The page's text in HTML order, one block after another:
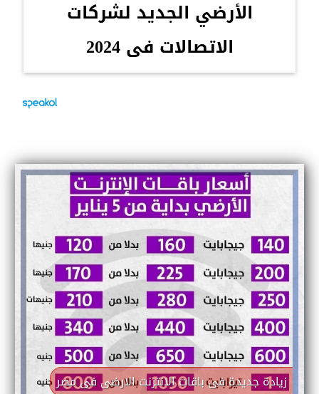
الأرضي الجديد لشركات
الاتصالات فى 2024
زيادة جديدة فى باقات الانترنت الارضى فى مصر